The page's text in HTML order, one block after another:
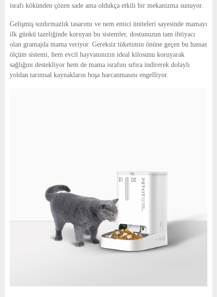
israfı kökünden çözen sade ama oldukça etkili bir mekanizma sunuyor.
Gelişmiş sızdırmazlık tasarımı ve nem emici üniteleri sayesinde mamayı
ilk günkü tazeliğinde koruyan bu sistemler, dostunuzun tam ihtiyacı
olan gramajda mama veriyor. Gereksiz tüketimin önüne geçen bu hassas
ölçüm sistemi, hem evcil hayvanınızın ideal kilosunu koruyarak
sağlığını destekliyor hem de mama israfını sıfıra indirerek dolaylı
yoldan tarımsal kaynakların boşa harcanmasını engelliyor.